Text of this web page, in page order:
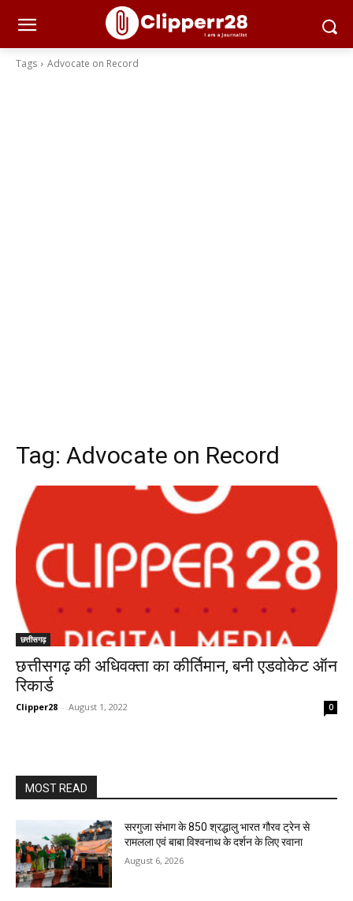
Tags Advocate on Record
Tag: Advocate on Record
छत्तीसगढ़
छत्तीसगढ़ की अधिवक्ता का कीर्तिमान, बनी एडवोकेट ऑन
रिकार्ड
Clipper28 - August 1, 2022 0
MOST READ
सरगुजा संभाग के 850 श्रद्धालु भारत गौरव ट्रेन से
रामलला एवं बाबा विश्वनाथ के दर्शन के लिए रवाना
August 6, 2026